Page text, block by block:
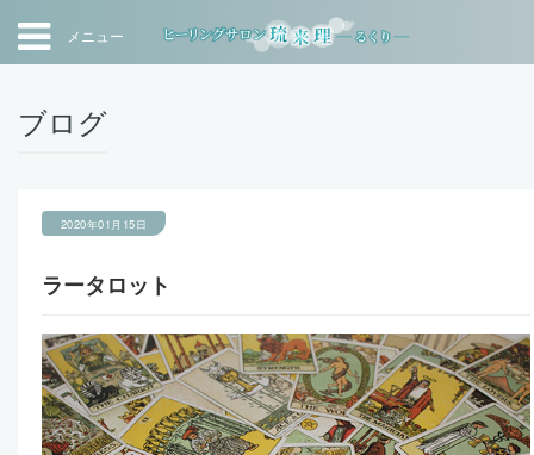
メニュー
ブログ
2020年01月15日
ラータロット